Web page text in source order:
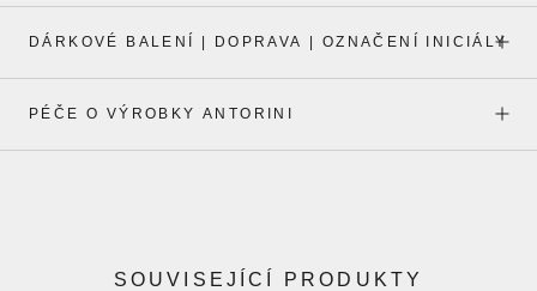
DÁRKOVÉ BALENÍ | DOPRAVA | OZNAČENÍ INICIÁLY
PÉČE O VÝROBKY ANTORINI
SOUVISEJÍCÍ PRODUKTY